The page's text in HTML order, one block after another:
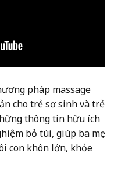
pháp massage
cho trẻ sơ sinh và trẻ
thông tin hữu ích
bỏ túi, giúp ba mẹ
con khôn lớn, khỏe